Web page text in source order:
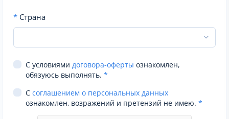
* Страна
С условиями договора-оферты ознакомлен,
обязуюсь выполнять. *
С соглашением о персональных данных
ознакомлен, возражений и претензий не имею. *